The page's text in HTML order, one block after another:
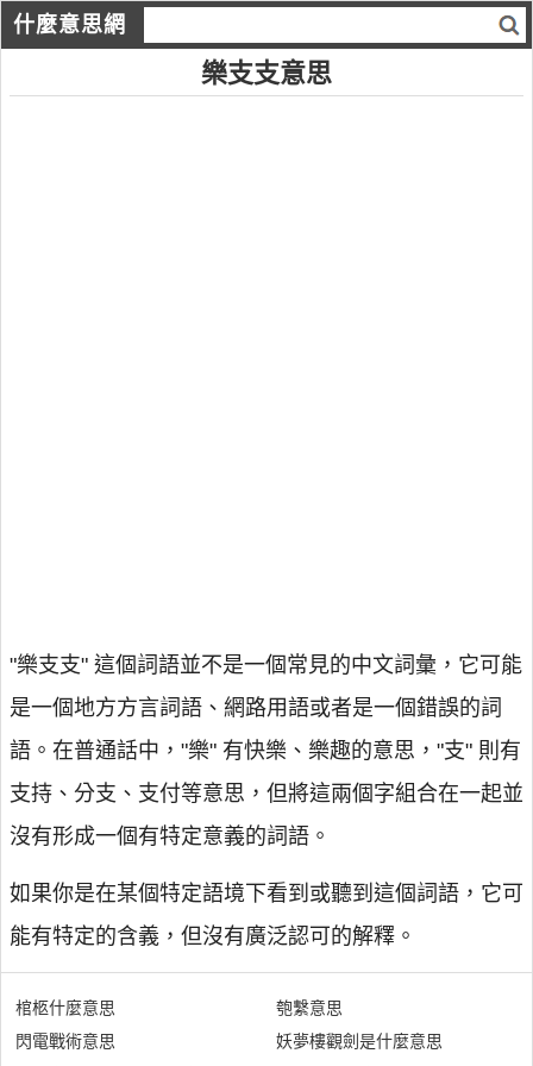
什麼意思網
樂支支意思
"樂支支" 這個詞語並不是一個常見的中文詞彙，它可能
是一個地方方言詞語、網路用語或者是一個錯誤的詞
語。在普通話中，"樂" 有快樂、樂趣的意思，"支" 則有
支持、分支、支付等意思，但將這兩個字組合在一起並
沒有形成一個有特定意義的詞語。
如果你是在某個特定語境下看到或聽到這個詞語，它可
能有特定的含義，但沒有廣泛認可的解釋。
棺柩什麼意思
閃電戰術意思
匏繫意思
妖夢樓觀劍是什麼意思